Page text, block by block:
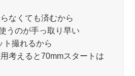
なくても済むから
うのが手っ取り早い
ト撮れるから
考えると70mmスタートは